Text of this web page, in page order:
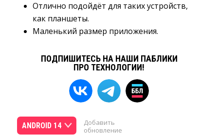
Отлично подойдёт для таких устройств,
как планшеты.
Маленький размер приложения.
ПОДПИШИТЕСЬ НА НАШИ ПАБЛИКИ
ПРО ТЕХНОЛОГИИ!
ANDROID 14
Добавить
обновление